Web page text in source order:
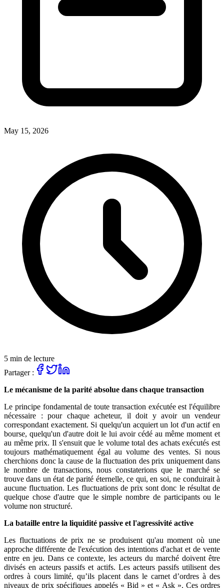
May 15, 2026
5 min de lecture
Partager :
Le mécanisme de la parité absolue dans chaque transaction
Le principe fondamental de toute transaction exécutée est l'équilibre
nécessaire : pour chaque acheteur, il doit y avoir un vendeur
correspondant exactement. Si quelqu'un acquiert un lot d'un actif en
bourse, quelqu'un d'autre doit le lui avoir cédé au même moment et
au même prix. Il s'ensuit que le volume total des achats exécutés est
toujours mathématiquement égal au volume des ventes. Si nous
cherchions donc la cause de la fluctuation des prix uniquement dans
le nombre de transactions, nous constaterions que le marché se
trouve dans un état de parité éternelle, ce qui, en soi, ne conduirait à
aucune fluctuation. Les fluctuations de prix sont donc le résultat de
quelque chose d'autre que le simple nombre de participants ou le
volume non structuré.
La bataille entre la liquidité passive et l'agressivité active
Les fluctuations de prix ne se produisent qu'au moment où une
approche différente de l'exécution des intentions d'achat et de vente
entre en jeu. Dans ce contexte, les acteurs du marché doivent être
divisés en acteurs passifs et actifs. Les acteurs passifs utilisent des
ordres à cours limité, qu’ils placent dans le carnet d’ordres à des
niveaux de prix spécifiques appelés « Bid » et « Ask ». Ces ordres